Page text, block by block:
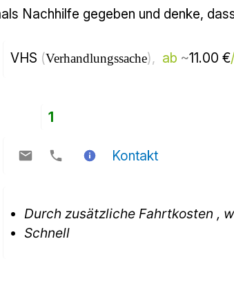
Nachhilfe gegeben und denke,
VHS (Verhandlungssache), ab ~11.00 €
1
Kontakt
Durch zusätzliche Fahrtkosten ,
Schnell